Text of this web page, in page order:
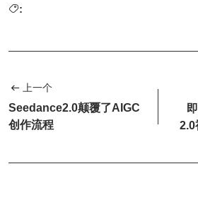
:
上一个
Seedance2.0颠覆了AIGC
创作流程
2.0